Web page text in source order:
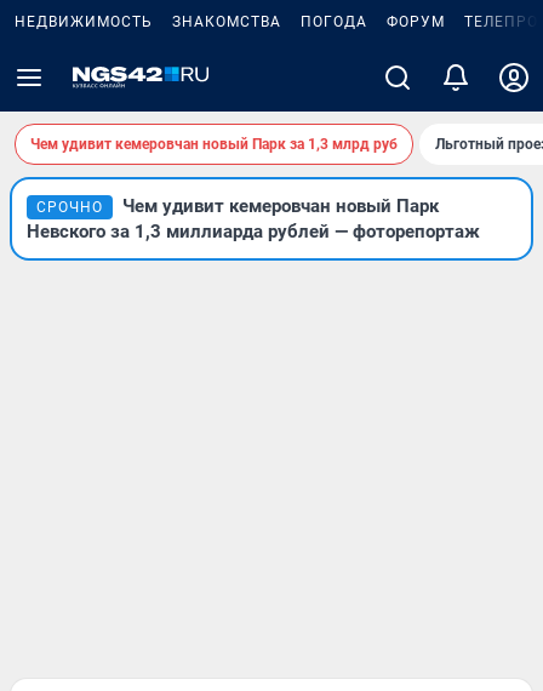
НЕДВИЖИМОСТЬ ЗНАКОМСТВА ПОГОДА ФОРУМ
Чем удивит кемеровчан новый Парк за 1,3 млрд руб Льготный
СРОЧНО
Чем удивит кемеровчан новый Парк
Невского за 1,3 миллиарда рублей — фоторепортаж